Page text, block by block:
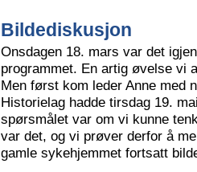
Bildediskusjon
Onsdagen 18. mars var det
programmet. En artig øvelse vi
Men først kom leder Anne med
Historielag hadde tirsdag 19.
spørsmålet var om vi kunne
var det, og vi prøver derfor å
gamle sykehjemmet fortsatt